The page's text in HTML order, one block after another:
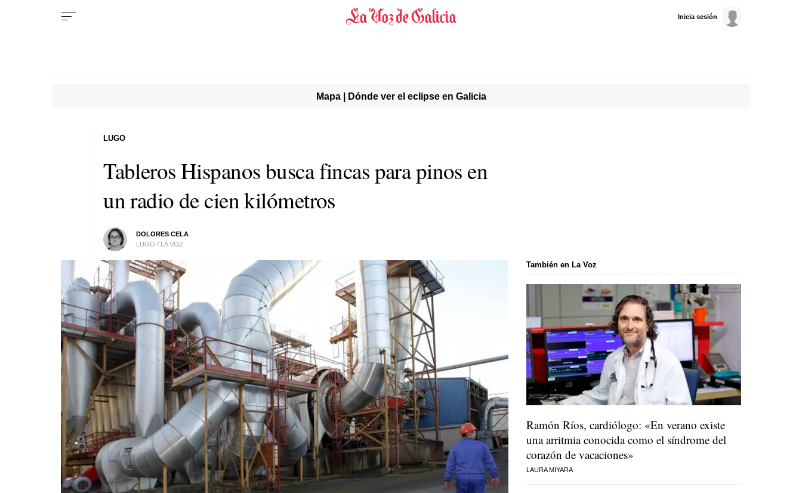
Inicia sesión
Mapa | Dónde ver el eclipse en Galicia
Tableros Hispanos busca fincas para pinos en
un radio de cien kilómetros
DOLORES CELA
LUGO / LA VOZ
LUGO
También en La Voz
Ramón Ríos, cardiólogo: «En verano existe
una arritmia conocida como el síndrome del
corazón de vacaciones»
LAURA MIYARA